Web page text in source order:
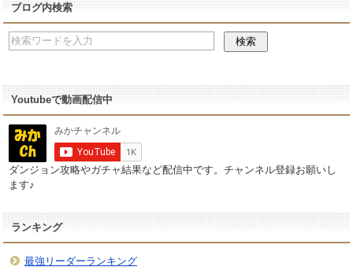
ブログ内検索
Youtubeで動画配信中
ダンジョン攻略やガチャ結果など配信中です。チャンネル登録お願いし
ます♪
ランキング
最強リーダーランキング